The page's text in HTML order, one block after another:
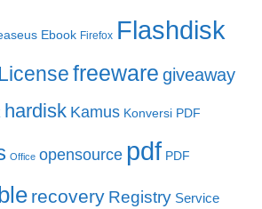
Ebook Firefox Flashdisk
freeware giveaway
hardisk Kamus Konversi PDF
Office opensource pdf PDF
recovery Registry Service